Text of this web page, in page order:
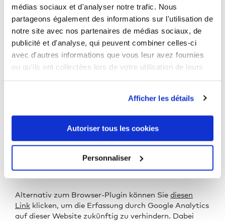
médias sociaux et d'analyser notre trafic. Nous
partageons également des informations sur l'utilisation de
notre site avec nos partenaires de médias sociaux, de
publicité et d'analyse, qui peuvent combiner celles-ci
avec d'autres informations que vous leur avez fournies
ou qu'ils ont collectées lors de votre utilisation de leurs
Afficher les détails
Autoriser tous les cookies
Personnaliser
Die Google LLC hat ihren Hauptsitz in den USA und
ist zertifiziert unter dem EU-US-Privacy Shield. Ein
aktuelles Zertifikat kann
hier
eingesehen werden.
Aufgrund dieses Abkommens zwischen den USA und
der Europäischen Kommission hat letztere für unter
dem Privacy Shield zertifizierte Unternehmen ein
angemessenes Datenschutzniveau festgestellt.
die Zukunft widerrufen, indem sie das unter dem
https://tools.google.com/dlpage/gaoptout?hl=de .
Hierdurch wird die Erfassung der durch das Cookie
bezogenen Daten (inkl. Ihrer IP-Adresse) sowie die
Verarbeitung dieser Daten durch Google verhindert.
Alternativ zum Browser-Plugin können Sie diesen
Link klicken, um die Erfassung durch Google Analytics
auf dieser Website zukünftig zu verhindern. Dabei